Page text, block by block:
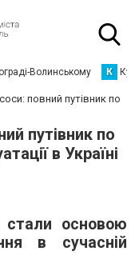
Волинському К
повний путівник по
путівник по
в Україні
стали основою
в сучасній